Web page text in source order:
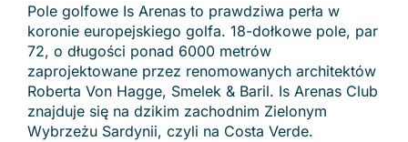
Pole golfowe Is Arenas to prawdziwa perła w
koronie europejskiego golfa. 18-dołkowe pole, par
72, o długości ponad 6000 metrów
zaprojektowane przez renomowanych architektów
Roberta Von Hagge, Smelek & Baril. Is Arenas Club
znajduje się na dzikim zachodnim Zielonym
Wybrzeżu Sardynii, czyli na Costa Verde.